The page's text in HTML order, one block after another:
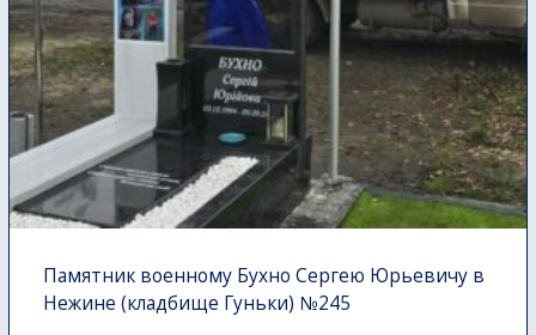
Памятник военному Бухно Сергею Юрьевичу в
Нежине (кладбище Гуньки) №245